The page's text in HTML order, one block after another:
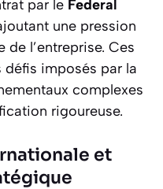
par le Federal
une pression
de l’entreprise. Ces
défis imposés par la
complexes
rigoureuse.
et